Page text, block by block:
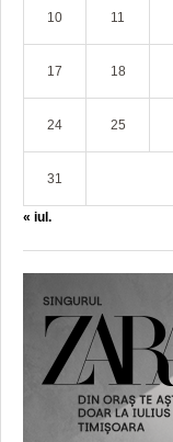
10 11
17 18
24 25
31
« iul.